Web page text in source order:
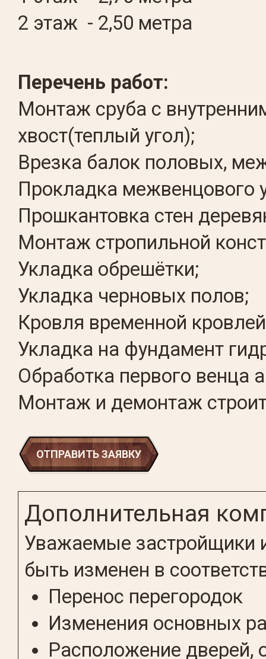
2 этаж - 2,50 метра
Перечень работ:
Монтаж сруба с
хвост(теплый угол);
Врезка балок половых,
Прокладка межвенцового
Прошкантовка стен
Монтаж стропильной
Укладка обрешётки;
Укладка черновых полов;
Кровля временной
Укладка на фундамент
Обработка первого венца
Монтаж и демонтаж
ОТПРАВИТЬ ЗАЯВКУ
Дополнительная
Уважаемые застройщики
быть изменен в
Перенос перегородок
Изменения основных
Расположение дверей,